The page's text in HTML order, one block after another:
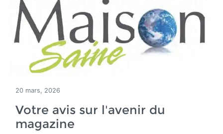
20 mars, 2026
Votre avis sur l'avenir du
magazine